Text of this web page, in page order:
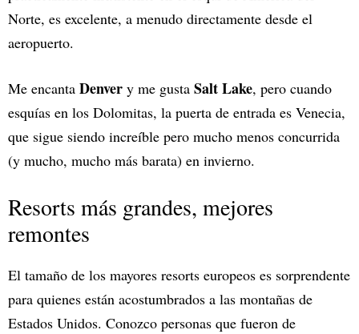
Norte, es excelente, a menudo directamente desde el
aeropuerto.
Me encanta Denver y me gusta Salt Lake, pero cuando
esquías en los Dolomitas, la puerta de entrada es Venecia,
que sigue siendo increíble pero mucho menos concurrida
(y mucho, mucho más barata) en invierno.
Resorts más grandes, mejores
remontes
El tamaño de los mayores resorts europeos es sorprendente
para quienes están acostumbrados a las montañas de
Estados Unidos. Conozco personas que fueron de